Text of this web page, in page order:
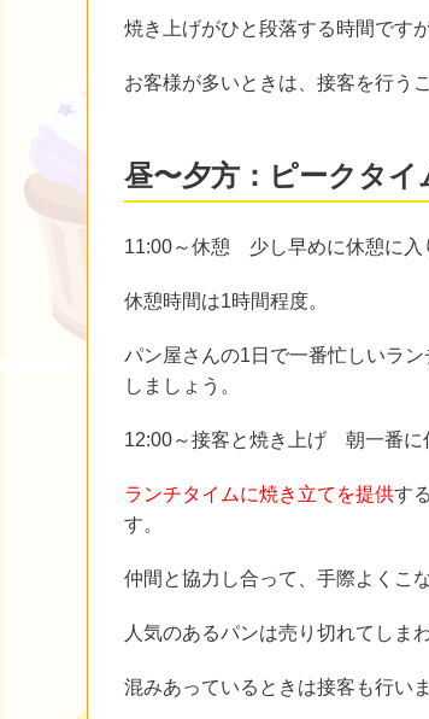
焼き上げがひと段落する時間です
お客様が多いときは、接客を行う
昼〜夕方：ピークタイ
11:00～休憩 少し早めに休憩に入
休憩時間は1時間程度。
パン屋さんの1日で一番忙しいラ
しましょう。
12:00～接客と焼き上げ 朝一番に
ランチタイムに焼き立てを提供す
す。
仲間と協力し合って、手際よくこ
人気のあるパンは売り切れてしま
混みあっているときは接客も行いま